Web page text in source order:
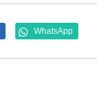
WhatsApp